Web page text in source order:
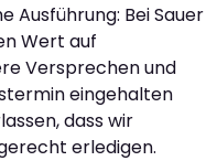
Ausführung: Bei Sauer
Wert auf
Versprechen und
eingehalten
dass wir
erledigen.